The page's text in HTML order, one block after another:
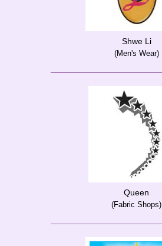
Shwe Li
(Men's Wear)
Queen
(Fabric Shops)